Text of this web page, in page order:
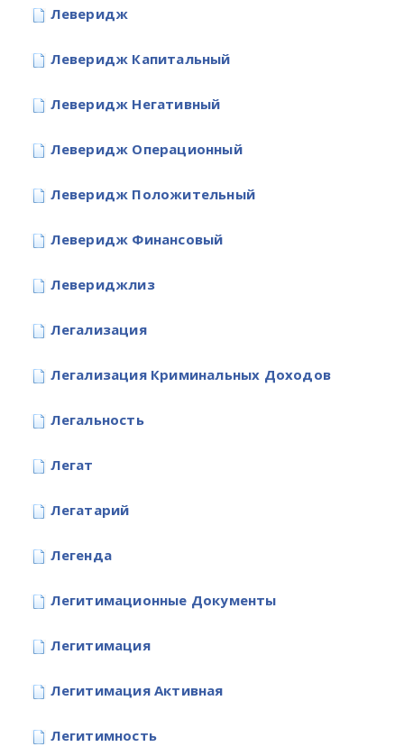
Леверидж
Леверидж Капитальный
Леверидж Негативный
Леверидж Операционный
Леверидж Положительный
Леверидж Финансовый
Левериджлиз
Легализация
Легализация Криминальных Доходов
Легальность
Легат
Легатарий
Легенда
Легитимационные Документы
Легитимация
Легитимация Активная
Легитимность